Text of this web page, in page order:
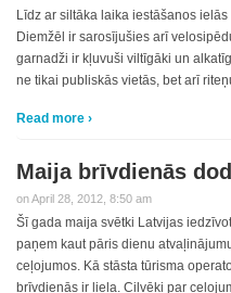
Līdz ar siltāka laika iestāšanos
Diemžēl ir sarosījušies arī
garnadži ir kļuvuši viltīgāki un
ne tikai publiskās vietās, bet arī
Read more ›
Maija brīvdienās
on April 28, 2012, 8:50 am
Šī gada maija svētki Latvijas
paņem kaut pāris dienu
ceļojumos. Kā stāsta tūrisma
brīvdienās ir liela. Cilvēki par